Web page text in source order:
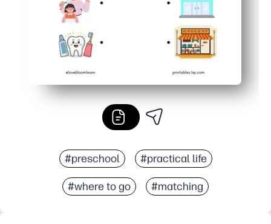
#preschool #practical life
#where to go #matching